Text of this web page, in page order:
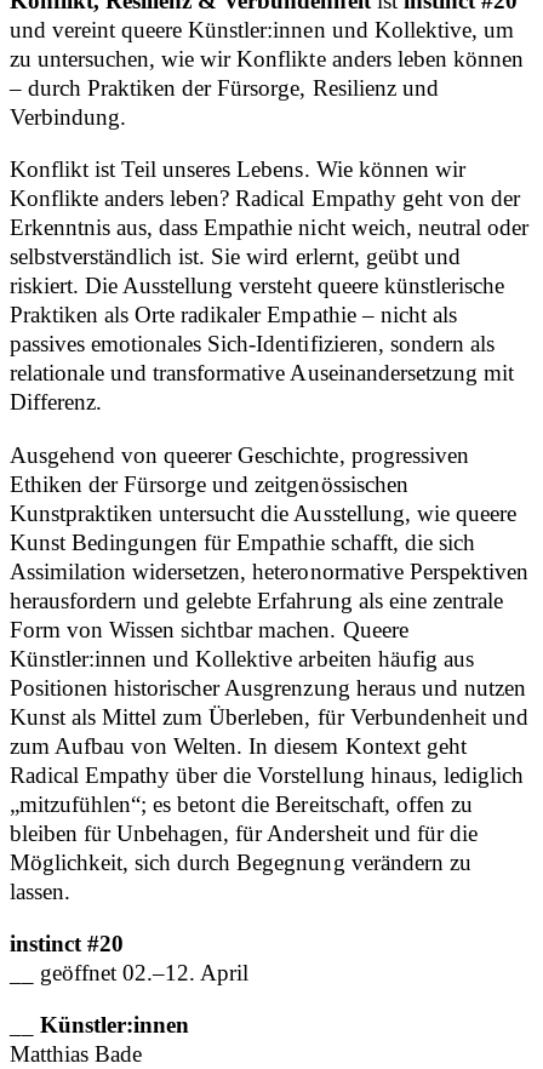
und vereint queere Künstler:innen und Kollektive, um
zu untersuchen, wie wir Konflikte anders leben können
– durch Praktiken der Fürsorge, Resilienz und
Verbindung.
Konflikt ist Teil unseres Lebens. Wie können wir
Konflikte anders leben? Radical Empathy geht von der
Erkenntnis aus, dass Empathie nicht weich, neutral oder
selbstverständlich ist. Sie wird erlernt, geübt und
riskiert. Die Ausstellung versteht queere künstlerische
Praktiken als Orte radikaler Empathie – nicht als
passives emotionales Sich-Identifizieren, sondern als
relationale und transformative Auseinandersetzung mit
Differenz.
Ausgehend von queerer Geschichte, progressiven
Ethiken der Fürsorge und zeitgenössischen
Kunstpraktiken untersucht die Ausstellung, wie queere
Kunst Bedingungen für Empathie schafft, die sich
Assimilation widersetzen, heteronormative Perspektiven
herausfordern und gelebte Erfahrung als eine zentrale
Form von Wissen sichtbar machen. Queere
Künstler:innen und Kollektive arbeiten häufig aus
Positionen historischer Ausgrenzung heraus und nutzen
Kunst als Mittel zum Überleben, für Verbundenheit und
zum Aufbau von Welten. In diesem Kontext geht
Radical Empathy über die Vorstellung hinaus, lediglich
„mitzufühlen“; es betont die Bereitschaft, offen zu
bleiben für Unbehagen, für Andersheit und für die
Möglichkeit, sich durch Begegnung verändern zu
lassen.
instinct #20
__ geöffnet 02.–12. April
__Künstler:innen
Matthias Bade